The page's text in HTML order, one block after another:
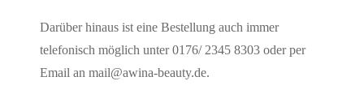
Darüber hinaus ist eine Bestellung auch immer
telefonisch möglich unter 0176/ 2345 8303 oder per
Email an mail@awina-beauty.de.